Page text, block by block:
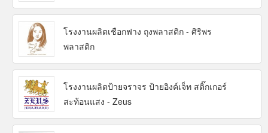
โรงงานผลิตเชือกฟาง ถุงพลาสติก - ศิริพร
พลาสติก
โรงงานผลิตป้ายจราจร ป้ายอิงค์เจ็ท สติ๊กเกอร์
สะท้อนแสง - Zeus